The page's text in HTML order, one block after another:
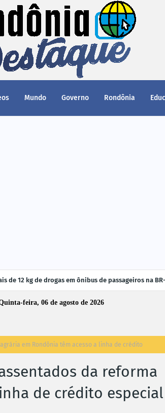
Mundo Governo Rondônia
de 12 kg de drogas em ônibus de passageiros na
feira, 06 de agosto de 2026
em Rondônia têm acesso a linha de crédito
assentados da reforma
de crédito especial